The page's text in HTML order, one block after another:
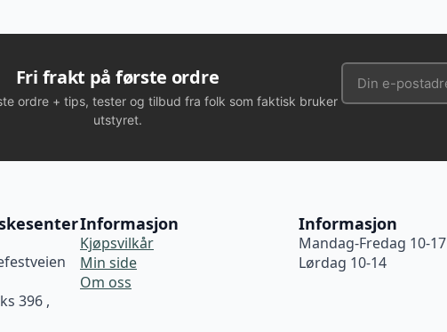
Fri frakt på første ordre
ordre + tips, tester og tilbud fra folk som faktisk bruker
utstyret.
396 ,
Informasjon
Kjøpsvilkår
Min side
Om oss
Informasjon
Mandag-Fredag 10-17
Lørdag 10-14